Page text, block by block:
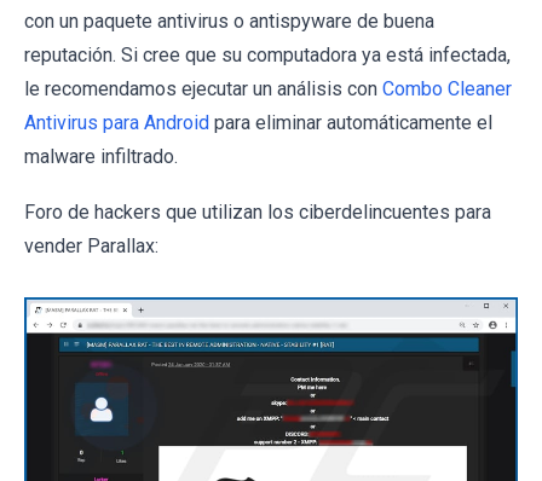
con un paquete antivirus o antispyware de buena
reputación. Si cree que su computadora ya está infectada,
le recomendamos ejecutar un análisis con Combo Cleaner
Antivirus para Android para eliminar automáticamente el
malware infiltrado.
Foro de hackers que utilizan los ciberdelincuentes para
vender Parallax: